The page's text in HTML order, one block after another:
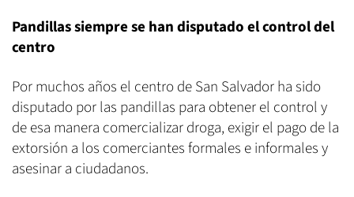
Pandillas siempre se han disputado el control del
centro
Por muchos años el centro de San Salvador ha sido
disputado por las pandillas para obtener el control y
de esa manera comercializar droga, exigir el pago de la
extorsión a los comerciantes formales e informales y
asesinar a ciudadanos.